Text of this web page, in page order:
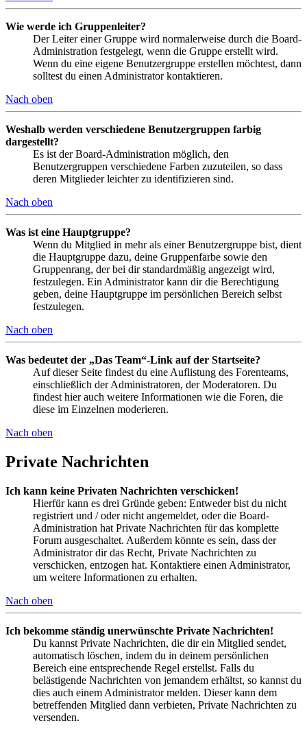
Wie werde ich Gruppenleiter?
Der Leiter einer Gruppe wird normalerweise durch die Board-
Administration festgelegt, wenn die Gruppe erstellt wird.
Wenn du eine eigene Benutzergruppe erstellen möchtest, dann
solltest du einen Administrator kontaktieren.
Nach oben
Weshalb werden verschiedene Benutzergruppen farbig
dargestellt?
Es ist der Board-Administration möglich, den
Benutzergruppen verschiedene Farben zuzuteilen, so dass
deren Mitglieder leichter zu identifizieren sind.
Nach oben
Was ist eine Hauptgruppe?
Wenn du Mitglied in mehr als einer Benutzergruppe bist, dient
die Hauptgruppe dazu, deine Gruppenfarbe sowie den
Gruppenrang, der bei dir standardmäßig angezeigt wird,
festzulegen. Ein Administrator kann dir die Berechtigung
geben, deine Hauptgruppe im persönlichen Bereich selbst
festzulegen.
Nach oben
Was bedeutet der „Das Team“-Link auf der Startseite?
Auf dieser Seite findest du eine Auflistung des Forenteams,
einschließlich der Administratoren, der Moderatoren. Du
findest hier auch weitere Informationen wie die Foren, die
diese im Einzelnen moderieren.
Nach oben
Private Nachrichten
Ich kann keine Privaten Nachrichten verschicken!
Hierfür kann es drei Gründe geben: Entweder bist du nicht
registriert und / oder nicht angemeldet, oder die Board-
Administration hat Private Nachrichten für das komplette
Forum ausgeschaltet. Außerdem könnte es sein, dass der
Administrator dir das Recht, Private Nachrichten zu
verschicken, entzogen hat. Kontaktiere einen Administrator,
um weitere Informationen zu erhalten.
Nach oben
Ich bekomme ständig unerwünschte Private Nachrichten!
Du kannst Private Nachrichten, die dir ein Mitglied sendet,
automatisch löschen, indem du in deinem persönlichen
Bereich eine entsprechende Regel erstellst. Falls du
belästigende Nachrichten von jemandem erhältst, so kannst du
dies auch einem Administrator melden. Dieser kann dem
betreffenden Mitglied dann verbieten, Private Nachrichten zu
versenden.